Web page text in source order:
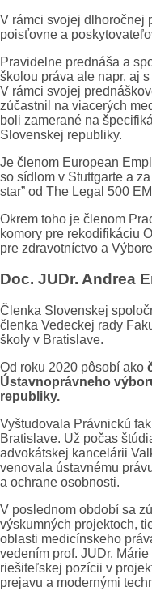
V rámci svojej dlhoročnej
poisťovne a
Pravidelne prednáša a
školou práva ale napr. aj
V rámci svojej
zúčastnil na viacerých
boli zamerané na
Slovenskej republiky.
Je členom European
so sídlom v Stuttgarte a
star” od The Legal 500
Okrem toho je členom
komory pre rekodifikáciu
pre zdravotníctvo a
Doc. JUDr. Andrea
Členka Slovenskej
členka Vedeckej rady
školy v Bratislave.
Od roku 2020 pôsobí ako
Ústavnoprávneho
republiky.
Vyštudovala Právnickú
Bratislave. Už počas
advokátskej kancelárii
venovala ústavnému
a ochrane osobnosti.
V poslednom období sa
výskumných projektoch,
oblasti medicínskeho
vedením prof. JUDr.
riešiteľskej pozícii v
prejavu a modernými